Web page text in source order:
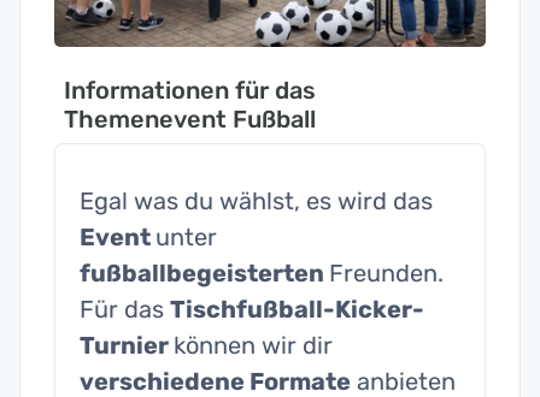
Informationen für das
Themenevent Fußball
Egal was du wählst, es wird das
Event unter
fußballbegeisterten Freunden.
Für das Tischfußball-Kicker-
Turnier können wir dir
verschiedene Formate anbieten